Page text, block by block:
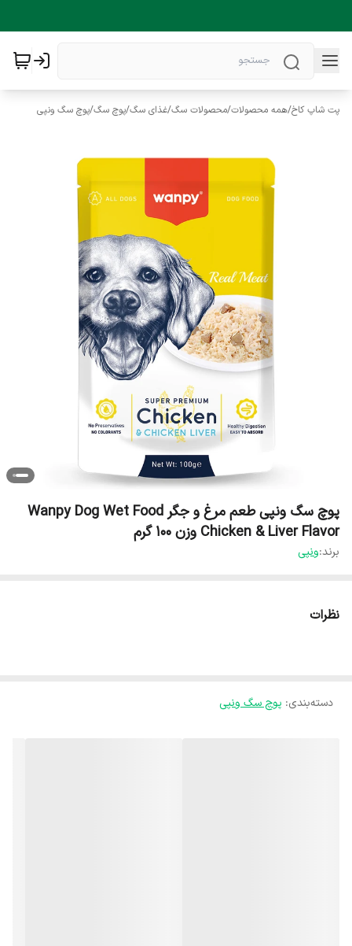
پت شاپ کاخ/همه محصولات/محصولات سگ/غذای سگ/پوچ سگ/پوچ سگ ونپی
پوچ سگ ونپی طعم مرغ و جگر Wanpy Dog Wet Food
Chicken & Liver Flavor وزن 100 گرم
برند:ونپی
نظرات
دسته‌بندی: پوچ سگ ونپی